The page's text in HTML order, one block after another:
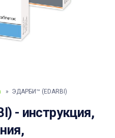
» ЭДАРБИ™ (EDARBI)
- инструкция,